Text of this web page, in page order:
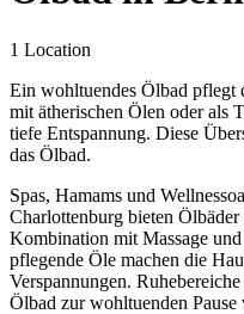
1 Location
Ein wohltuendes Ölbad pflegt
mit ätherischen Ölen oder als
tiefe Entspannung. Diese
das Ölbad.
Spas, Hamams und
Charlottenburg bieten
Kombination mit Massage
pflegende Öle machen die
Verspannungen.
Ölbad zur wohltuenden